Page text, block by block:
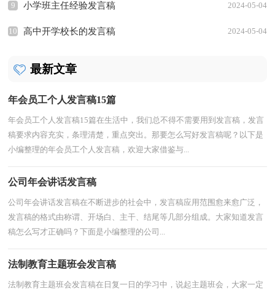
9 小学班主任经验发言稿 2024-05-04
10 高中开学校长的发言稿 2024-05-04
最新文章
年会员工个人发言稿15篇
年会员工个人发言稿15篇在生活中，我们总不得不需要用到发言稿，发言
稿要求内容充实，条理清楚，重点突出。那要怎么写好发言稿呢？以下是
小编整理的年会员工个人发言稿，欢迎大家借鉴与...
公司年会讲话发言稿
公司年会讲话发言稿在不断进步的社会中，发言稿应用范围愈来愈广泛，
发言稿的格式由称谓、开场白、主干、结尾等几部分组成。大家知道发言
稿怎么写才正确吗？下面是小编整理的公司...
法制教育主题班会发言稿
法制教育主题班会发言稿在日复一日的学习中，说起主题班会，大家一定